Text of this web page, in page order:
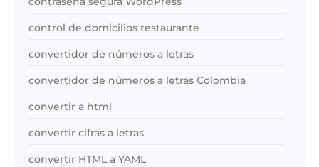
control de domicilios restaurante
convertidor de números a letras
convertidor de números a letras Colombia
convertir a html
convertir cifras a letras
convertir HTML a YAML